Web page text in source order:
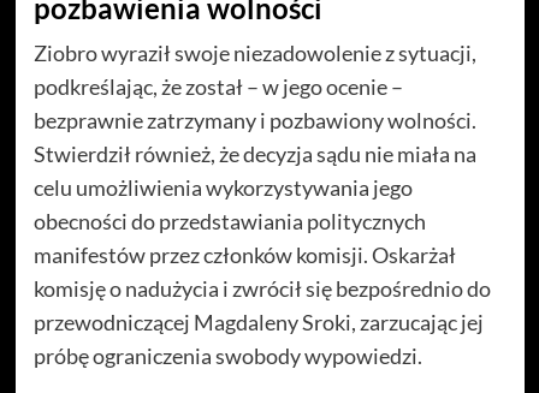
pozbawienia wolności
Ziobro wyraził swoje niezadowolenie z sytuacji,
podkreślając, że został – w jego ocenie –
bezprawnie zatrzymany i pozbawiony wolności.
Stwierdził również, że decyzja sądu nie miała na
celu umożliwienia wykorzystywania jego
obecności do przedstawiania politycznych
manifestów przez członków komisji. Oskarżał
komisję o nadużycia i zwrócił się bezpośrednio do
przewodniczącej Magdaleny Sroki, zarzucając jej
próbę ograniczenia swobody wypowiedzi.